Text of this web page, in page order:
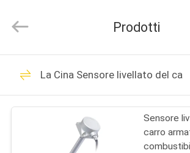
CASA
PRODOTTI
Technology
Rights
GPS che segue
lucchetto
Prodotti
La Cina Sensore livellato del
Sensore
carro